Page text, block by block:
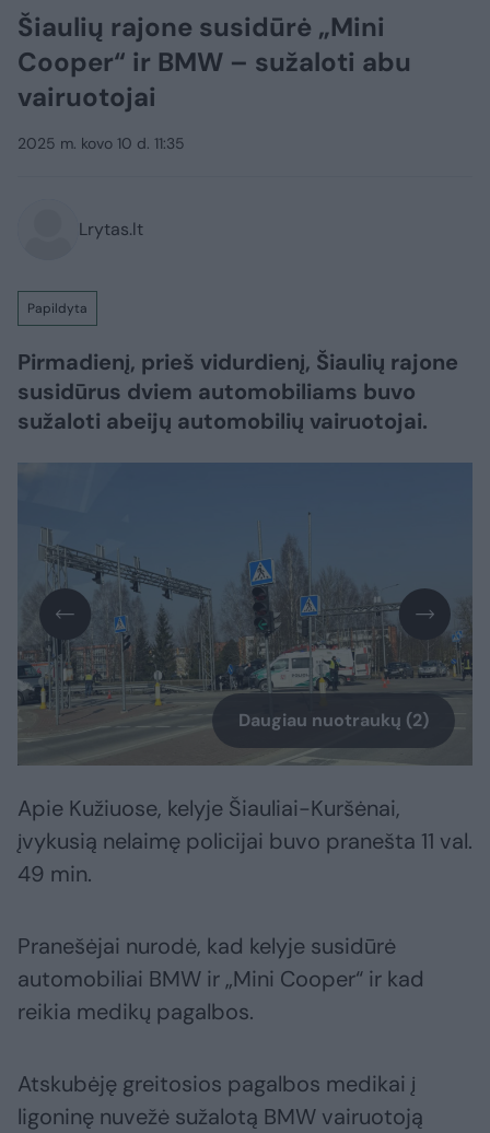
Šiaulių rajone susidūrė „Mini
Cooper“ ir BMW – sužaloti abu
vairuotojai
2025 m. kovo 10 d. 11:35
Lrytas.lt
Papildyta
Pirmadienį, prieš vidurdienį, Šiaulių rajone
susidūrus dviem automobiliams buvo
sužaloti abeijų automobilių vairuotojai.
Daugiau nuotraukų (2)
Apie Kužiuose, kelyje Šiauliai-Kuršėnai,
įvykusią nelaimę policijai buvo pranešta 11 val.
49 min.
Pranešėjai nurodė, kad kelyje susidūrė
automobiliai BMW ir „Mini Cooper“ ir kad
reikia medikų pagalbos.
Atskubėję greitosios pagalbos medikai į
ligoninę nuvežė sužalotą BMW vairuotoją